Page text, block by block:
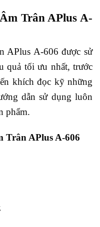
Trân APlus A-
APlus A-606 được sử
quả tối ưu nhất, trước
khích đọc kỹ những
dẫn sử dụng luôn
phẩm.
Trân APlus A-606